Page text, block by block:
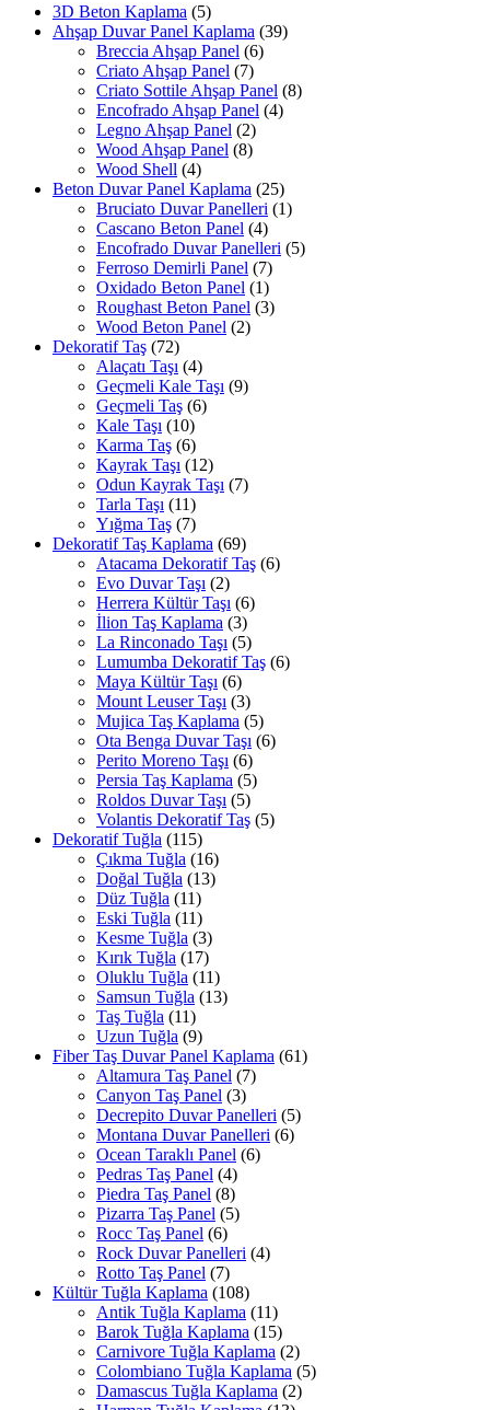
3D Beton Kaplama (5)
Ahşap Duvar Panel Kaplama (39)
Breccia Ahşap Panel (6)
Criato Ahşap Panel (7)
Criato Sottile Ahşap Panel (8)
Encofrado Ahşap Panel (4)
Legno Ahşap Panel (2)
Wood Ahşap Panel (8)
Wood Shell (4)
Beton Duvar Panel Kaplama (25)
Bruciato Duvar Panelleri (1)
Cascano Beton Panel (4)
Encofrado Duvar Panelleri (5)
Ferroso Demirli Panel (7)
Oxidado Beton Panel (1)
Roughast Beton Panel (3)
Wood Beton Panel (2)
Dekoratif Taş (72)
Alaçatı Taşı (4)
Geçmeli Kale Taşı (9)
Geçmeli Taş (6)
Kale Taşı (10)
Karma Taş (6)
Kayrak Taşı (12)
Odun Kayrak Taşı (7)
Tarla Taşı (11)
Yığma Taş (7)
Dekoratif Taş Kaplama (69)
Atacama Dekoratif Taş (6)
Evo Duvar Taşı (2)
Herrera Kültür Taşı (6)
İlion Taş Kaplama (3)
La Rinconado Taşı (5)
Lumumba Dekoratif Taş (6)
Maya Kültür Taşı (6)
Mount Leuser Taşı (3)
Mujica Taş Kaplama (5)
Ota Benga Duvar Taşı (6)
Perito Moreno Taşı (6)
Persia Taş Kaplama (5)
Roldos Duvar Taşı (5)
Volantis Dekoratif Taş (5)
Dekoratif Tuğla (115)
Çıkma Tuğla (16)
Doğal Tuğla (13)
Düz Tuğla (11)
Eski Tuğla (11)
Kesme Tuğla (3)
Kırık Tuğla (17)
Oluklu Tuğla (11)
Samsun Tuğla (13)
Taş Tuğla (11)
Uzun Tuğla (9)
Fiber Taş Duvar Panel Kaplama (61)
Altamura Taş Panel (7)
Canyon Taş Panel (3)
Decrepito Duvar Panelleri (5)
Montana Duvar Panelleri (6)
Ocean Taraklı Panel (6)
Pedras Taş Panel (4)
Piedra Taş Panel (8)
Pizarra Taş Panel (5)
Rocc Taş Panel (6)
Rock Duvar Panelleri (4)
Rotto Taş Panel (7)
Kültür Tuğla Kaplama (108)
Antik Tuğla Kaplama (11)
Barok Tuğla Kaplama (15)
Carnivore Tuğla Kaplama (2)
Colombiano Tuğla Kaplama (5)
Damascus Tuğla Kaplama (2)